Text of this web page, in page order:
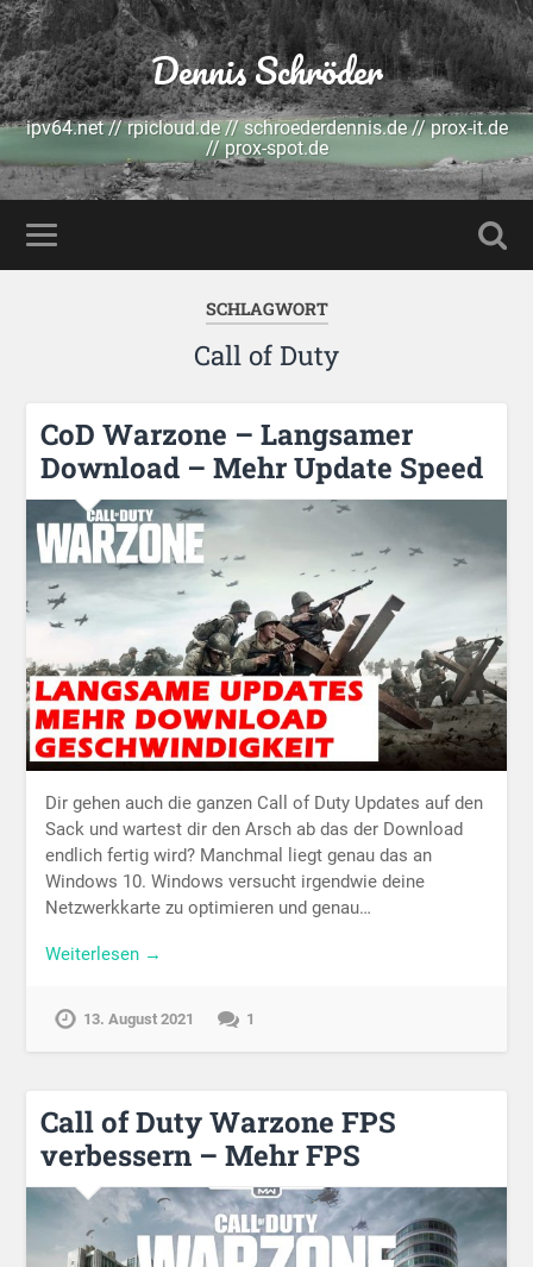
Dennis Schröder
ipv64.net // rpicloud.de // schroederdennis.de // prox-it.de
// prox-spot.de
SCHLAGWORT
Call of Duty
CoD Warzone – Langsamer
Download – Mehr Update Speed
Dir gehen auch die ganzen Call of Duty Updates auf den
Sack und wartest dir den Arsch ab das der Download
endlich fertig wird? Manchmal liegt genau das an
Windows 10. Windows versucht irgendwie deine
Netzwerkkarte zu optimieren und genau…
Weiterlesen →
13. August 2021 1
Call of Duty Warzone FPS
verbessern – Mehr FPS